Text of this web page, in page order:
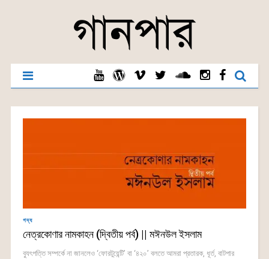
গদ্য
নেত্রকোণার নামকাহন (দ্বিতীয় পর্ব) || মঈনউল ইসলাম
ব্যুৎপত্তি সম্পর্কে না জানলেও ‘ফোরটুয়েন্টি’ বা ‘৪২০’ বলতে আমরা প্রতারক, ধূর্ত, বাটপার